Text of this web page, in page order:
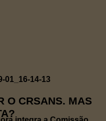
O CRSANS. MAS